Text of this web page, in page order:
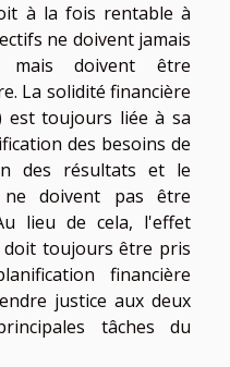
à la fois rentable à
ne doivent jamais
mais doivent être
La solidité financière
est toujours liée à sa
des besoins de
des résultats et le
doivent pas être
lieu de cela, l'effet
doit toujours être pris
financière
justice aux deux
tâches du